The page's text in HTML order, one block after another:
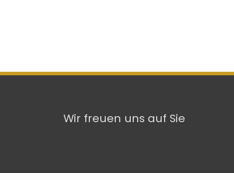
Wir freuen uns auf Sie